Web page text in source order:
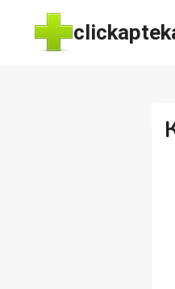
Перейти
содержимому